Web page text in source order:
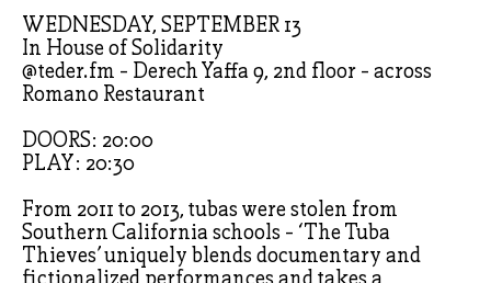
WEDNESDAY, SEPTEMBER 13
In House of Solidarity
@teder.fm - Derech Yaffa 9, 2nd floor - across
Romano Restaurant
DOORS: 20:00
PLAY: 20:30
From 2011 to 2013, tubas were stolen from
Southern California schools - ‘The Tuba
Thieves’ uniquely blends documentary and
fictionalized performances and takes a